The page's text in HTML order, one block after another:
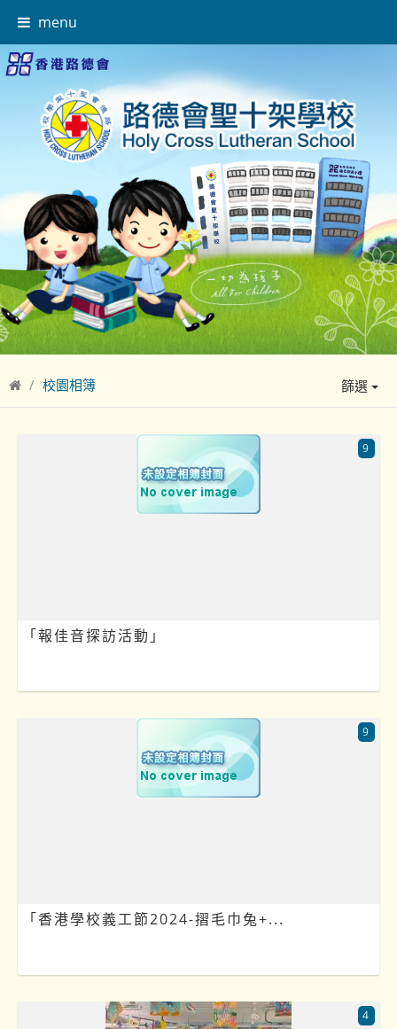
menu
校園相簿 篩選
「報佳音探訪活動」
9
「香港學校義工節2024-摺毛巾兔+...
9
4